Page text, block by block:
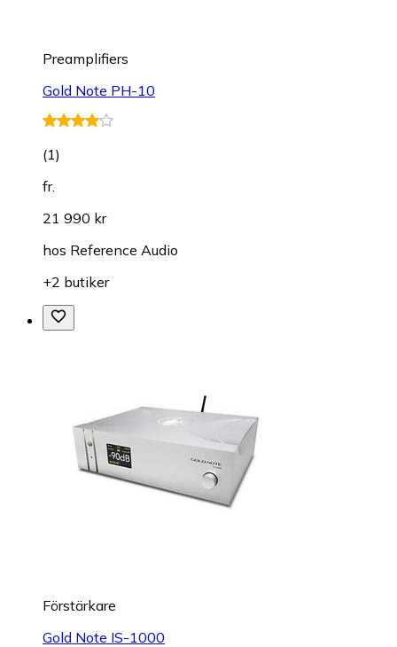
Preamplifiers
Gold Note PH-10
(1)
fr.
21 990 kr
hos Reference Audio
+2 butiker
Förstärkare
Gold Note IS-1000